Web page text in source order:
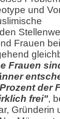
und
Frauen
Frauen
der
frei",
Gründerin